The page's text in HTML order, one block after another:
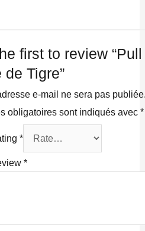
first to review “Pull
de Tigre”
e-mail ne sera pas
obligatoires sont indiqués avec*
*
*